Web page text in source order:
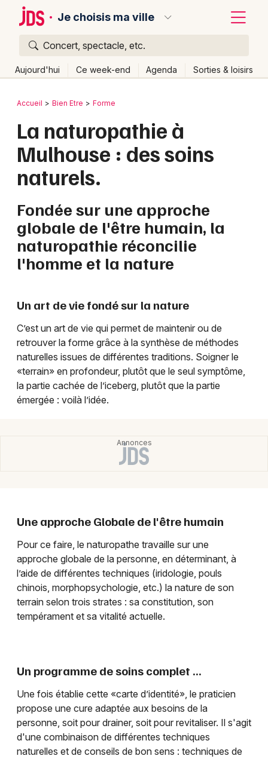
Je choisis ma ville
Concert, spectacle, etc.
Aujourd'hui Ce week-end Agenda Sorties & loisirs
Publier un événement
Grands événements
Activité & Expérience
Manifestations
Foires & salons
Sports
Soirées
Sorties famille
Artistes en tournée
Actualités
Magazine
Choisir mes départements
Bordeaux
Colmar
Lille
Marseille
Mulhouse
Montpellier
Nice
Paris
Strasbourg
Toulouse
Retour
Accueil Bien Etre Forme
La naturopathie à
Mulhouse : des soins
naturels.
Fondée sur une approche
globale de l'être humain, la
naturopathie réconcilie
l'homme et la nature
Un art de vie fondé sur la nature
C’est un art de vie qui permet de maintenir ou de
retrouver la forme grâce à la synthèse de méthodes
naturelles issues de différentes traditions. Soigner le
«terrain» en profondeur, plutôt que le seul symptôme,
la partie cachée de l’iceberg, plutôt que la partie
émergée : voilà l’idée.
Une approche Globale de l'être humain
Pour ce faire, le naturopathe travaille sur une
approche globale de la personne, en déterminant, à
l’aide de différentes techniques (iridologie, pouls
chinois, morphopsychologie, etc.) la nature de son
terrain selon trois strates : sa constitution, son
tempérament et sa vitalité actuelle.
Un programme de soins complet ...
Une fois établie cette «carte d’identité», le praticien
propose une cure adaptée aux besoins de la
personne, soit pour drainer, soit pour revitaliser. Il s'agit
d'une combinaison de différentes techniques
naturelles et de conseils de bon sens : techniques de
Quoi ?
Où ?
Quand ?
Aujourd'hui
Demain Ce week-end Autre